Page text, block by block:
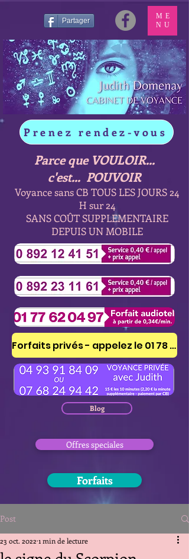
Partager
Prenez rendez-vous
Parce que VOULOIR...
c'est... POUVOIR
Voyance sans CB TOUS LES JOURS 24
H sur 24
SANS COÛT SUPPLEMENTAIRE
DEPUIS UN MOBILE
Blog
Offres speciales
ME
NU
Forfaits
Forfaits privés - appelez le 01 78 41 53 51
Post
23 oct. 2022 1 min de lecture